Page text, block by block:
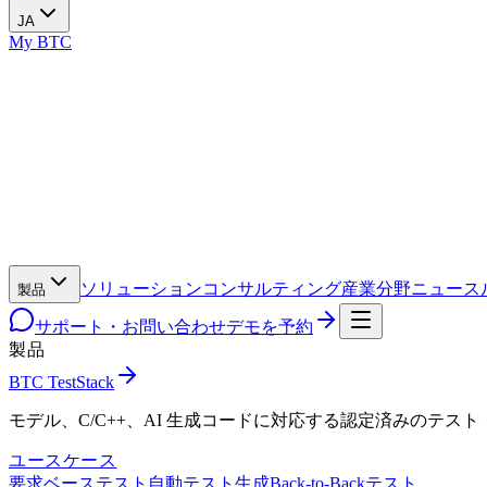
JA
My BTC
製品 ソリューションコンサルティング産業分野ニュース
サポート・お問い合わせデモを予約
製品
BTC TestStack
モデル、C/C++、AI 生成コードに対応する認定済みのテスト
ユースケース
要求ベーステスト 自動テスト生成Back-to-Backテスト